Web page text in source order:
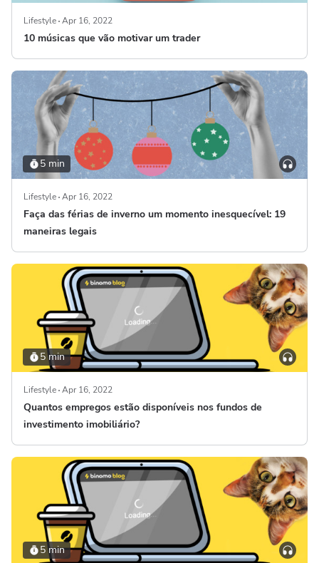
Lifestyle Apr 16, 2022
10 músicas que vão motivar um trader
5 min
Lifestyle Apr 16, 2022
Faça das férias de inverno um momento inesquecível: 19
maneiras legais
5 min
Lifestyle Apr 16, 2022
Quantos empregos estão disponíveis nos fundos de
investimento imobiliário?
5 min